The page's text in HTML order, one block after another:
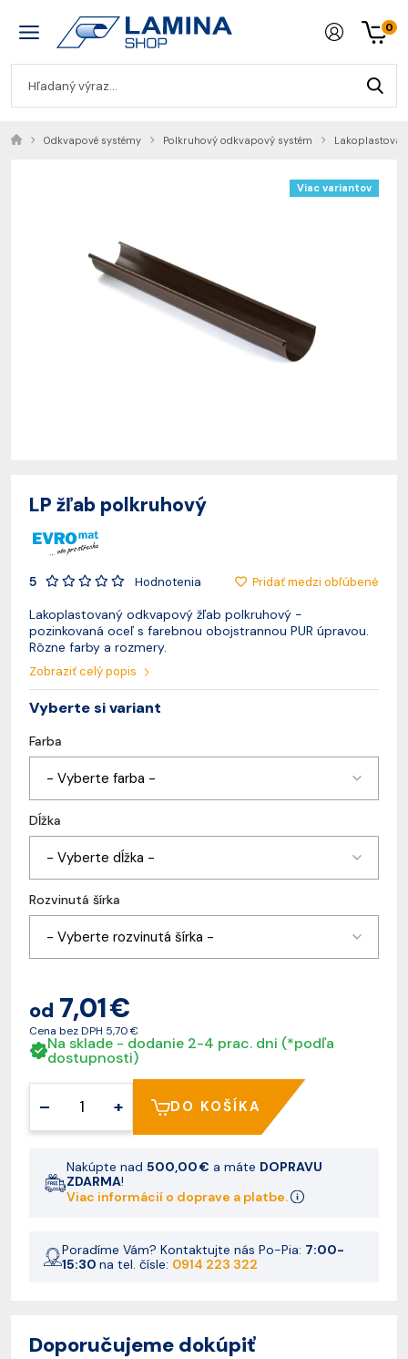
0
Odkvapové systémy Polkruhový odkvapový systém
Viac variantov
LP žľab polkruhový
5 Hodnotenia Pridať medzi obľúbené
Lakoplastovaný odkvapový žľab polkruhový -
pozinkovaná oceľ s farebnou obojstrannou PUR úpravou.
Rôzne farby a rozmery.
Zobraziť celý popis
Vyberte si variant
Farba
- Vyberte farba -
Dĺžka
- Vyberte dĺžka -
Rozvinutá šírka
- Vyberte rozvinutá šírka -
od 7,01 €
Cena bez DPH 5,70 €
Na sklade - dodanie 2-4 prac. dni (*podľa
dostupnosti)
– + DO KOŠÍKA
Nakúpte nad 500,00 € a máte DOPRAVU
ZDARMA!
Viac informácií o doprave a platbe.
Poradíme Vám? Kontaktujte nás Po-Pia: 7:00-
15:30 na tel. čísle: 0914 223 322
Doporučujeme dokúpiť